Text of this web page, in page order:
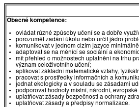
Obecné kompetence:
ovládat různé způsoby učení se a dobře
porozumět zadání úkolu nebo určit jádro
komunikovat v jednom cizím jazyce
adaptovat se na měnící se sociální a
mít přehled o možnostech uplatnění na trhu
význam celoživotního učení;
aplikovat základní matematické vztahy,
pracovat s prostředky informačních a
jednat ekologicky a v souladu se zásadami
podporovat hodnoty místní, národní,
uplatňovat zásady bezpečnosti a ochrany
uplatňovat zásady a předpisy normalizace.